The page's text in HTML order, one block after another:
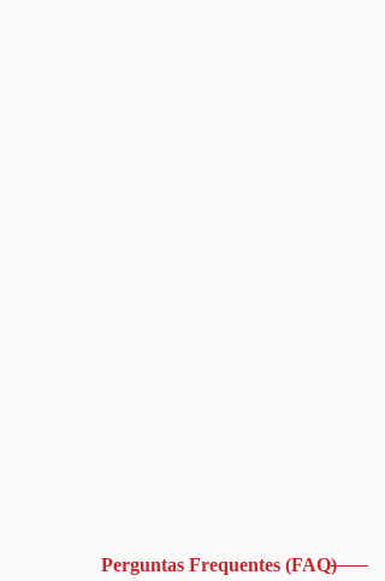
Perguntas Frequentes (FAQ)